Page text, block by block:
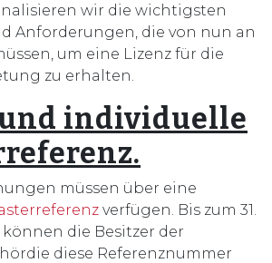
wir die wichtigsten
Anforderungen, die von nun an
um eine Lizenz für die
zu erhalten.
individuelle
müssen über eine
verfügen. Bis zum 31.
können die Besitzer der
diese Referenznummer